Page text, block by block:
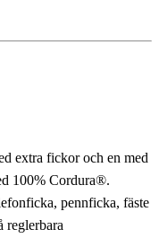
extra fickor och en med
100% Cordura®.
pennficka, fäste
reglerbara